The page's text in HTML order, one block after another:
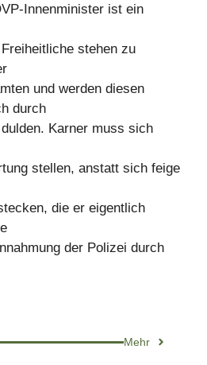
Innenminister ist ein
stehen zu
und werden diesen
durch
Karner muss sich
stellen, anstatt sich feige
die er eigentlich
der Polizei durch
Mehr